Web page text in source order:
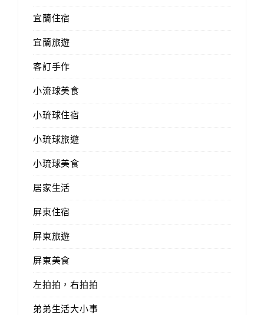
宜蘭住宿
宜蘭旅遊
客訂手作
小流球美食
小琉球住宿
小琉球旅遊
小琉球美食
居家生活
屏東住宿
屏東旅遊
屏東美食
左拍拍，右拍拍
弟弟生活大小事